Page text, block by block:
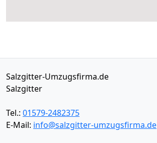
Salzgitter-Umzugsfirma.de
Salzgitter
Tel.: 01579-2482375
E-Mail: info@salzgitter-umzugsfirma.de